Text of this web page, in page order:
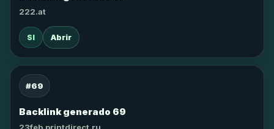
222.at
SI Abrir
#69
Backlink generado 69